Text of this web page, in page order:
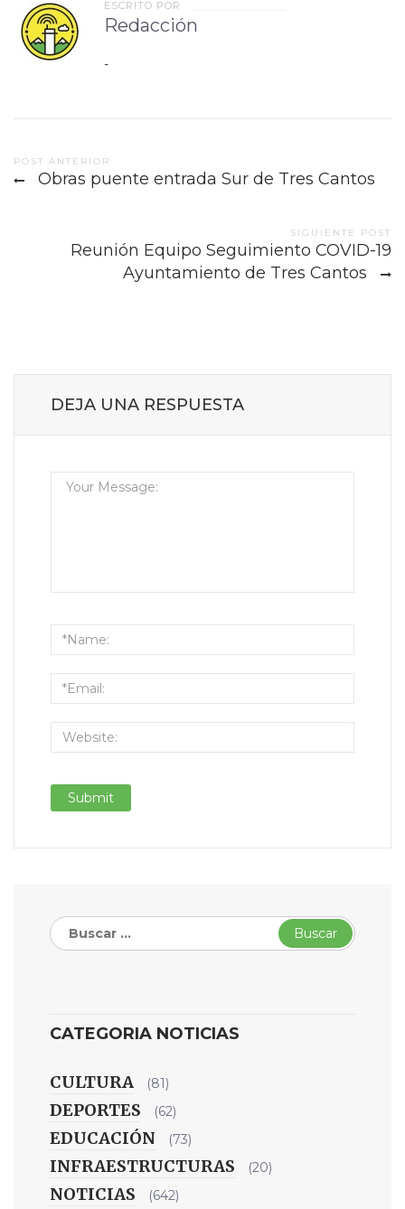
ESCRITO POR
Redacción
-
Post
navigation
POST ANTERIOR
Obras puente entrada Sur de Tres Cantos
SIGUIENTE POST
Reunión Equipo Seguimiento COVID-19
Ayuntamiento de Tres Cantos
DEJA UNA RESPUESTA
Buscar:
CATEGORIA NOTICIAS
CULTURA (81)
DEPORTES (62)
EDUCACIÓN (73)
INFRAESTRUCTURAS (20)
NOTICIAS (642)